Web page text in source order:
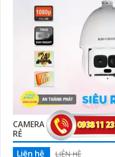
CAMERA IP PTZ QUAY
RẺ
Liên hệ
LIÊN HỆ